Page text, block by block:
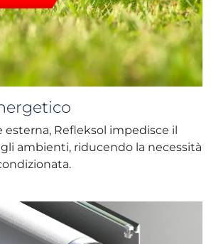
esterna, Refleksol impedisce il
ambienti, riducendo la necessità